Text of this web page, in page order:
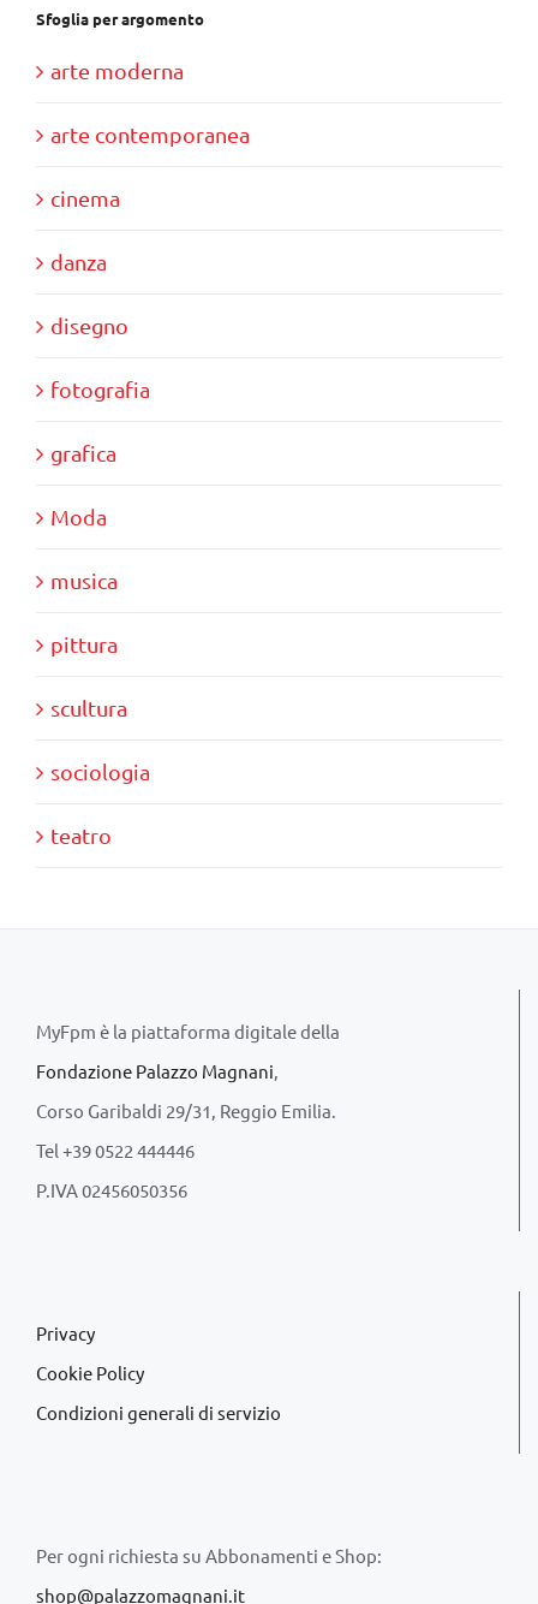
Sfoglia per argomento
arte moderna
arte contemporanea
cinema
danza
disegno
fotografia
grafica
Moda
musica
pittura
scultura
sociologia
teatro
MyFpm è la piattaforma digitale della
Fondazione Palazzo Magnani
Corso Garibaldi 29/31, Reggio Emilia.
Tel +39 0522 444446
P.IVA 02456050356
Privacy
Cookie Policy
Condizioni generali di servizio
Per ogni richiesta su Abbonamenti e Shop:
shop@palazzomagnani.it